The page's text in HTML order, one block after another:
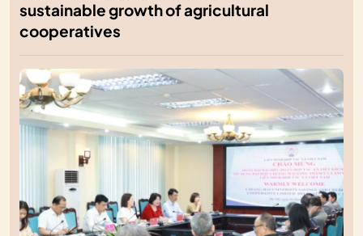
sustainable growth of agricultural
cooperatives